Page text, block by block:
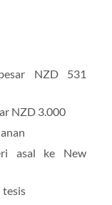
NZD 531
NZD 3.000
asal ke New
tesis